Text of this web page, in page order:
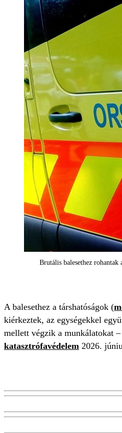
Brutális balesethez
A balesethez a társhatóságok (
kiérkeztek, az egységekkel
mellett végzik a munkálatokat
katasztrófavédelem 2026.